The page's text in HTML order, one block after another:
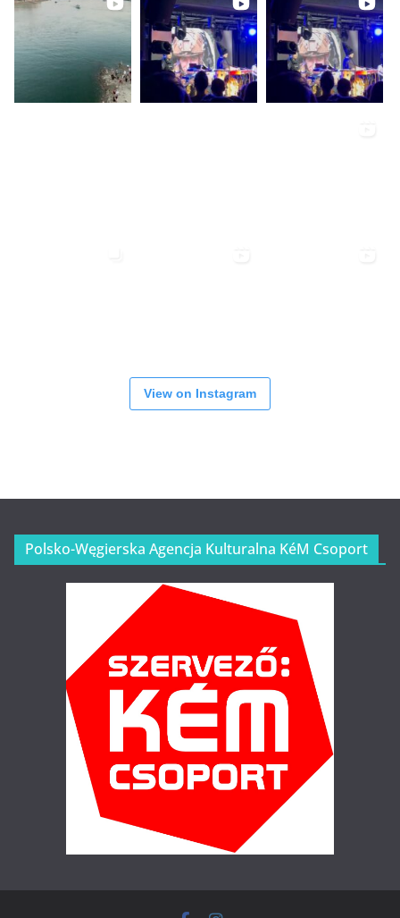
View on Instagram
Polsko-Węgierska Agencja Kulturalna KéM Csoport